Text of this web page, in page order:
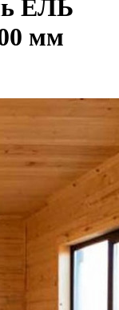
ЕЛЬ
мм